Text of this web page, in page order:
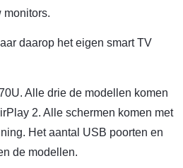
monitors.
daarop het eigen smart TV
Alle drie de modellen komen
2. Alle schermen komen met
Het aantal USB poorten en
de modellen.